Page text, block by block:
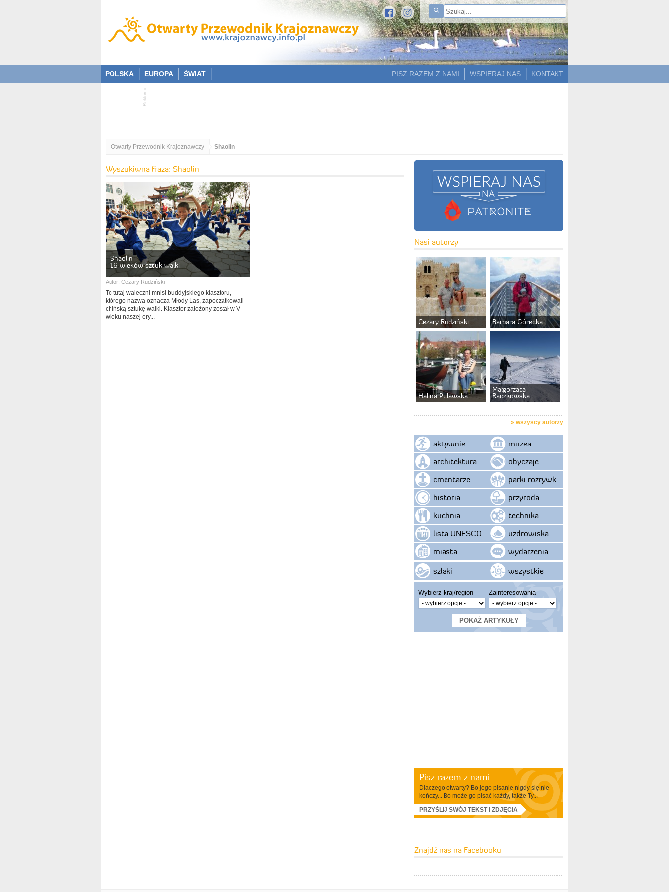
POLSKA EUROPA ŚWIAT KONTAKT
WSPIERAJ NAS
PISZ RAZEM Z NAMI
Otwarty Przewodnik Krajoznawczy Shaolin
Wyszukiwna fraza: Shaolin
Shaolin
16 wieków sztuk walki
Autor: Cezary Rudziński
To tutaj waleczni mnisi buddyjskiego klasztoru,
którego nazwa oznacza Młody Las, zapoczatkowali
chińską sztukę walki. Klasztor założony został w V
wieku naszej ery...
Nasi autorzy
Cezary Rudziński Barbara Górecka
Halina Puławska
Małgorzata
Raczkowska
» wszyscy autorzy
aktywnie
architektura
cmentarze
historia
kuchnia
lista UNESCO
miasta
szlaki
muzea
obyczaje
parki rozrywki
przyroda
technika
uzdrowiska
wydarzenia
wszystkie
Wybierz kraj/region Zainteresowania
Pisz razem z nami
Dlaczego otwarty? Bo jego pisanie nigdy się nie
kończy... Bo może go pisać każdy, także Ty...
PRZYŚLIJ SWÓJ TEKST I ZDJĘCIA
Znajdź nas na Facebooku